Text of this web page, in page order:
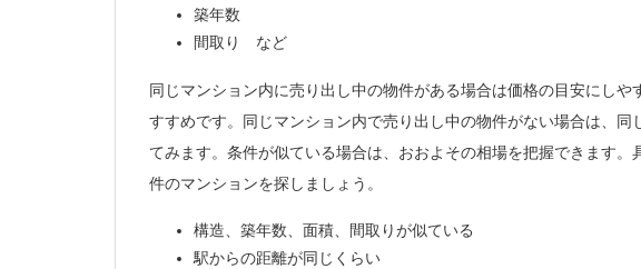
築年数
間取り など
同じマンション内に売り出し中の物件がある場合は価格の目安にし
すすめです。同じマンション内で売り出し中の物件がない場合は、
てみます。条件が似ている場合は、おおよその相場を把握できます
件のマンションを探しましょう。
構造、築年数、面積、間取りが似ている
駅からの距離が同じくらい